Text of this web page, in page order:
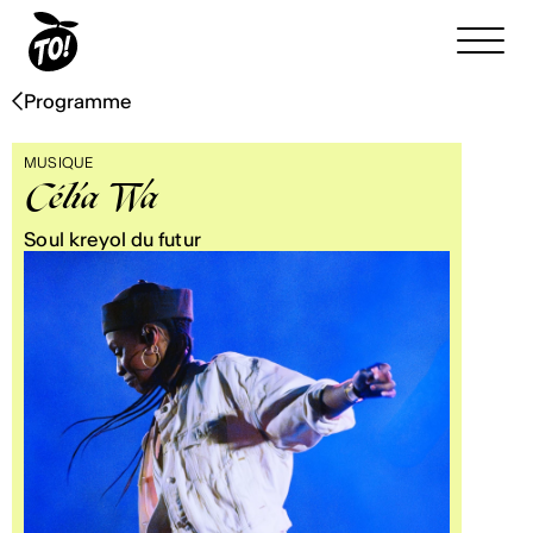
Programme
MUSIQUE
Célia Wa
Soul kreyol du futur